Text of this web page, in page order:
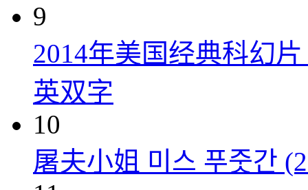
9
2014年美国经典科幻
英双字
10
屠夫小姐 미스 푸줏간